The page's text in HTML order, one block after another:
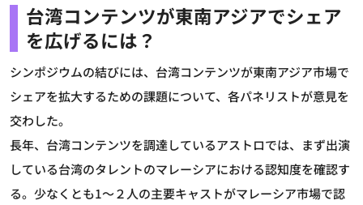
台湾コンテンツが東南アジアでシェア
を広げるには？
シンポジウムの結びには、台湾コンテンツが東南アジア市場で
シェアを拡大するための課題について、各パネリストが意見を
交わした。
長年、台湾コンテンツを調達しているアストロでは、まず出演
している台湾のタレントのマレーシアにおける認知度を確認す
る。少なくとも1～２人の主要キャストがマレーシア市場で認